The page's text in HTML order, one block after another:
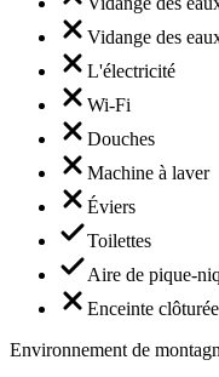
Vidange des
L'électricité
Wi-Fi
Douches
Machine à laver
Éviers
Toilettes
Aire de pique-
Enceinte
Environnement de